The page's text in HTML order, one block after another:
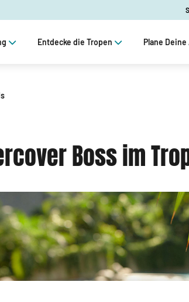
Entdecke die Tropen Plane
Boss im